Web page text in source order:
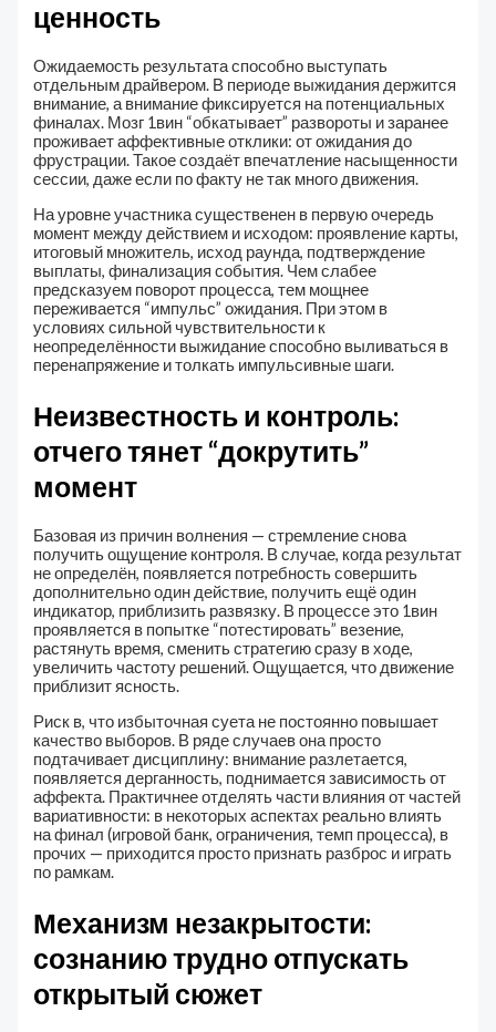
ценность
Ожидаемость результата способно выступать
отдельным драйвером. В периоде выжидания держится
внимание, а внимание фиксируется на потенциальных
финалах. Мозг 1вин “обкатывает” развороты и заранее
проживает аффективные отклики: от ожидания до
фрустрации. Такое создаёт впечатление насыщенности
сессии, даже если по факту не так много движения.
На уровне участника существенен в первую очередь
момент между действием и исходом: проявление карты,
итоговый множитель, исход раунда, подтверждение
выплаты, финализация события. Чем слабее
предсказуем поворот процесса, тем мощнее
переживается “импульс” ожидания. При этом в
условиях сильной чувствительности к
неопределённости выжидание способно выливаться в
перенапряжение и толкать импульсивные шаги.
Неизвестность и контроль:
отчего тянет “докрутить”
момент
Базовая из причин волнения — стремление снова
получить ощущение контроля. В случае, когда результат
не определён, появляется потребность совершить
дополнительно один действие, получить ещё один
индикатор, приблизить развязку. В процессе это 1вин
проявляется в попытке “потестировать” везение,
растянуть время, сменить стратегию сразу в ходе,
увеличить частоту решений. Ощущается, что движение
приблизит ясность.
Риск в, что избыточная суета не постоянно повышает
качество выборов. В ряде случаев она просто
подтачивает дисциплину: внимание разлетается,
появляется дерганность, поднимается зависимость от
аффекта. Практичнее отделять части влияния от частей
вариативности: в некоторых аспектах реально влиять
на финал (игровой банк, ограничения, темп процесса), в
прочих — приходится просто признать разброс и играть
по рамкам.
Механизм незакрытости:
сознанию трудно отпускать
открытый сюжет